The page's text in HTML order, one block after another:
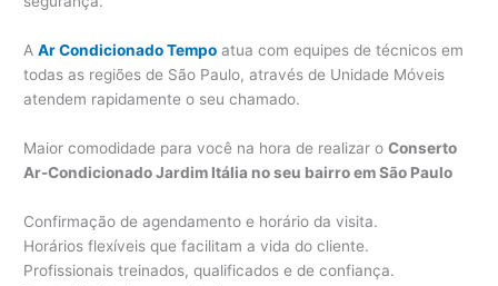
AAr Condicionado Tempo atua com equipes de técnicos em
todas as regiões de São Paulo, através de Unidade Móveis
atendem rapidamente o seu chamado.
Maior comodidade para você na hora de realizar oConserto
Ar-Condicionado Jardim Itália no seu bairro em São Paulo
Confirmação de agendamento e horário da visita.
Horários flexíveis que facilitam a vida do cliente.
Profissionais treinados, qualificados e de confiança.